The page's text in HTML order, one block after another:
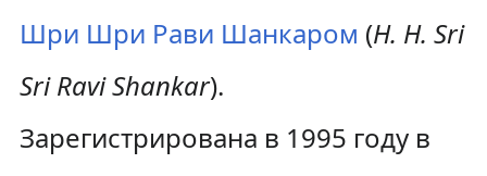
Шри Шри Рави Шанкаром (H. H. Sri
Sri Ravi Shankar).
Зарегистрирована в 1995 году в